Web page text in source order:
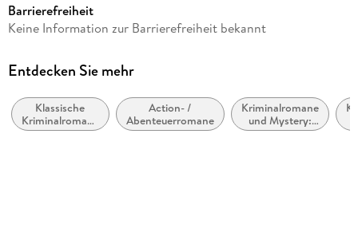
Autor/Autorin
Verlag/Hersteller
Produktart
gebunden
Barrierefreiheit
Keine Information zur Barrierefreiheit bekannt
Entdecken Sie mehr
Klassische
Kriminalromane
und Mystery
Action- /
Abenteuerromane
Kriminalromane
und Mystery:
weibliche